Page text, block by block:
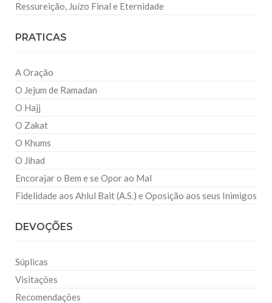
Ressureição, Juízo Final e Eternidade
PRATICAS
A Oração
O Jejum de Ramadan
O Hajj
O Zakat
O Khums
O Jihad
Encorajar o Bem e se Opor ao Mal
Fidelidade aos Ahlul Bait (A.S.) e Oposição aos seus Inimigos
DEVOÇÕES
Súplicas
Visitações
Recomendações